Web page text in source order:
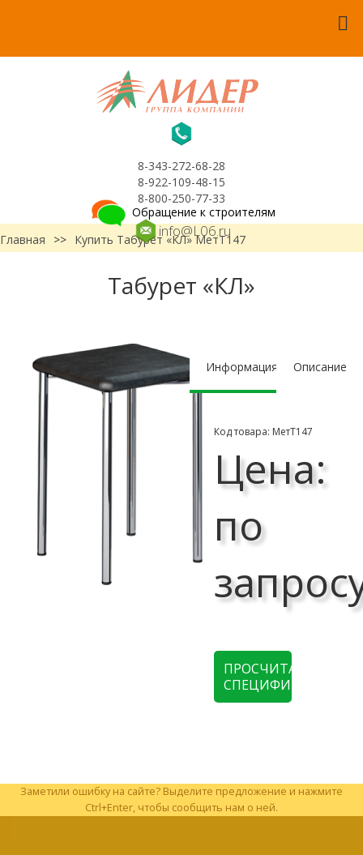
8-343-272-68-28
8-922-109-48-15
8-800-250-77-33
info@L06.ru
Обращение к строителям
Главная
>> Купить Табурет «КЛ» МетТ147
Табурет «КЛ»
Информация Описание
Код товара: МетТ147
Цена:
по
ПРОСЧИТАТЬ
СПЕЦИФИКАЦИЮ
Заметили ошибку на сайте? Выделите предложение и нажмите
Ctrl+Enter, чтобы сообщить нам о ней.